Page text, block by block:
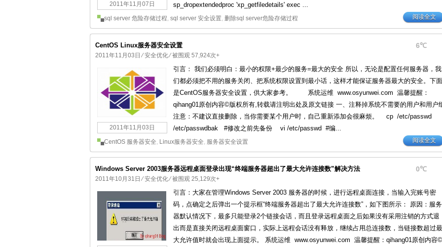
2011年11月07日
sp_dropextendedproc 'xp_getfiledetails' exec ...
sql server 危险存储过程, sql server 安全设置, 删除sql server危险存储过程 阅读全文
6℃
CentOS Linux服务器安全设置
2011年11月03日 ⁄安全优化⁄ 被围观 57,924次+
2011年11月03日
引言： 我们必须明白：最小的权限+最少的服务=最大的安全 所以，无论是配置任何服务器，我
们都必须把不用的服务关闭、把系统权限设置到最小话，这样才能保证服务器最大的安全。下面
是CentOS服务器安全设置，供大家参考。 系统运维 www.osyunwei.com 温馨提醒：
qihang01原创内容©版权所有,转载请注明出处及原文链接 一、注释掉系统不需要的用户和用户
注意：不建议直接删除，当你需要某个用户时，自己重新添加会很麻烦。 cp /etc/passwd
/etc/passwdbak #修改之前先备份 vi /etc/passwd #编...
CentOS 服务器安全, Linux服务器安全, 服务器安全设置 阅读全文
0℃
Windows Server 2003服务器远程桌面登录出现“终端服务器超出了最大允许连接数”解决方法
2011年10月31日 ⁄安全优化⁄ 被围观 25,129次+
引言：大家在管理Windows Server 2003 服务器的时候，进行远程桌面连接，当输入完账号密
码，点确定之后弹出一个提示框“终端服务器超出了最大允许连接数”，如下图所示： 原因：服务
器默认情况下，最多只能登录2个链接会话，而且登录远程桌面之后如果没有采用注销的方式退
出而是直接关闭远程桌面窗口，实际上远程会话没有释放，继续占用总连接数，当链接数超过最
大允许值时就会出现上面提示。 系统运维 www.osyunwei.com 温馨提醒：qihang01原创内容©